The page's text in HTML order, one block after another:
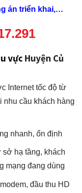
án triển khai,…
vực Huyện Củ
Internet tốc độ từ
nhu cầu khách hàng
nhanh, ổn định
hạ tầng, khách
mạng đang dùng
đầu thu HD